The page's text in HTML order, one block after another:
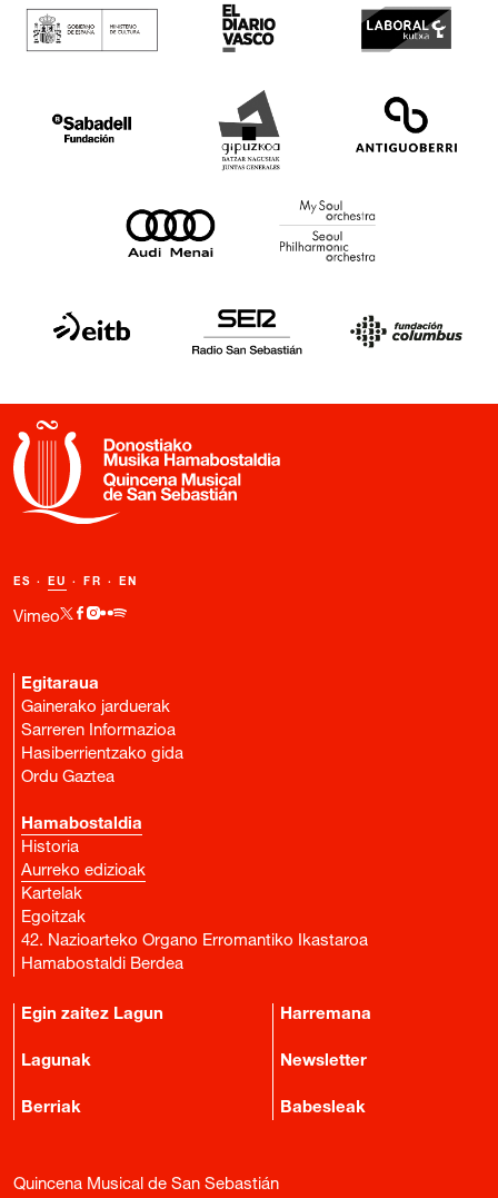
Vimeo
ES · EU · FR · EN
Egitaraua
Gainerako jarduerak
Sarreren Informazioa
Hasiberrientzako gida
Ordu Gaztea
Hamabostaldia
Historia
Aurreko edizioak
Kartelak
Egoitzak
42. Nazioarteko Organo Erromantiko Ikastaroa
Hamabostaldi Berdea
Egin zaitez Lagun
Lagunak
Berriak
Harremana
Newsletter
Babesleak
Quincena Musical de San Sebastián